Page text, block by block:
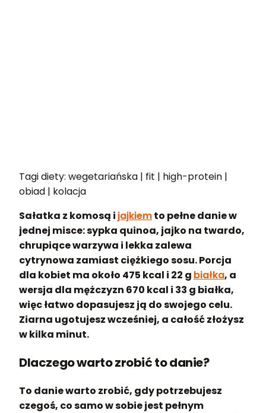
Tagi diety: wegetariańska | fit | high-protein |
obiad | kolacja
Sałatka z komosą i jajkiemto pełne danie w
jednej misce: sypka quinoa, jajko na twardo,
chrupiące warzywa i lekka zalewa
cytrynowa zamiast ciężkiego sosu. Porcja
dla kobiet ma około 475 kcal i 22 g białka, a
wersja dla mężczyzn 670 kcal i 33 g białka,
więc łatwo dopasujesz ją do swojego celu.
Ziarna ugotujesz wcześniej, a całość złożysz
w kilka minut.
Dlaczego warto zrobić to danie?
To danie warto zrobić, gdy potrzebujesz
czegoś, co samo w sobie jest pełnym